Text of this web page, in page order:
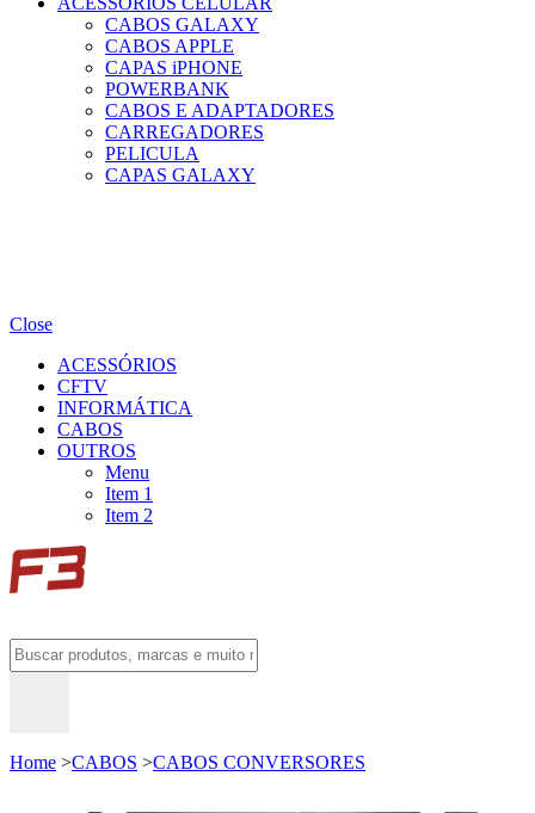
CABOS GALAXY
CABOS APPLE
CAPAS iPHONE
POWERBANK
CABOS E ADAPTADORES
CARREGADORES
PELICULA
CAPAS GALAXY
Close
ACESSÓRIOS
CFTV
INFORMÁTICA
CABOS
OUTROS
Menu
Item 1
Item 2
Home >CABOS >CABOS CONVERSORES